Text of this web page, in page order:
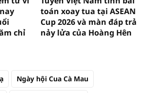
chỉ
toán xoay tua tại ASEAN
Cup 2026 và màn đáp trả
nảy lửa của Hoàng Hên
Ngày hội Cua Cà Mau